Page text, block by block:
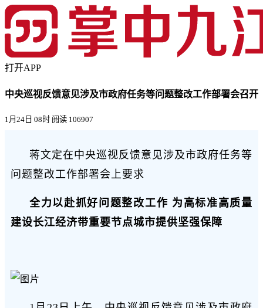
打开APP
中央巡视反馈意见涉及市政府任务等问题整改工作部署会召开
1月24日 08时 阅读 106907
蒋文定在中央巡视反馈意见涉及市政府任务等
问题整改工作部署会上要求
全力以赴抓好问题整改工作 为高标准高质量
建设长江经济带重要节点城市提供坚强保障